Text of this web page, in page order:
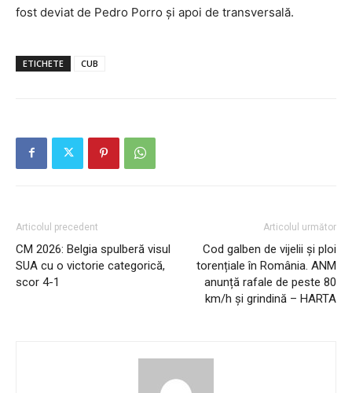
fost deviat de Pedro Porro și apoi de transversală.
ETICHETE CUB
Articolul precedent
CM 2026: Belgia spulberă visul
SUA cu o victorie categorică,
scor 4-1
Articolul următor
Cod galben de vijelii și ploi
torențiale în România. ANM
anunță rafale de peste 80
km/h și grindină – HARTA